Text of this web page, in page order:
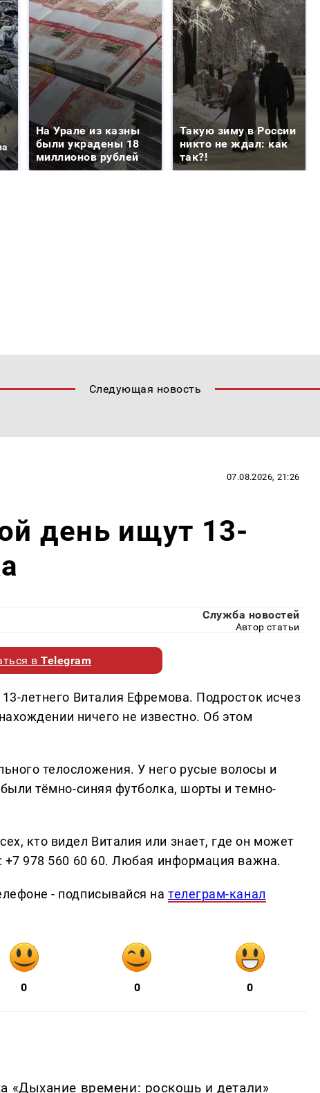
На Урале из казны
были украдены 18
миллионов рублей
Такую зиму в России
никто не ждал: как
так?!
Следующая новость
07.08.2026, 21:26
день ищут 13-
Служба новостей
Автор статьи
вTelegram
летнего Виталия Ефремова. Подросток исчез
ничего не известно. Об этом
телосложения. У него русые волосы и
тёмно-синяя футболка, шорты и темно-
кто видел Виталия или знает, где он может
+7 978 560 60 60. Любая информация важна.
- подписывайся нателеграм-канал
0 0 0
«Дыхание времени: роскошь и детали»